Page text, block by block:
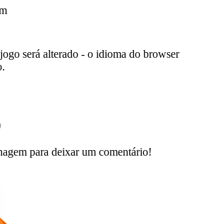
será alterado - o idioma do browser
para deixar um comentário!